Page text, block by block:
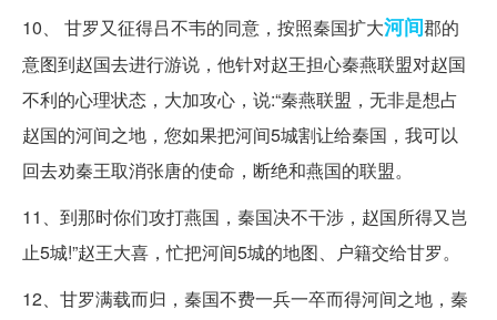
10、 甘罗又征得吕不韦的同意，按照秦国扩大河间郡的
意图到赵国去进行游说，他针对赵王担心秦燕联盟对赵国
不利的心理状态，大加攻心，说:“秦燕联盟，无非是想占
赵国的河间之地，您如果把河间5城割让给秦国，我可以
回去劝秦王取消张唐的使命，断绝和燕国的联盟。
11、到那时你们攻打燕国，秦国决不干涉，赵国所得又岂
止5城!”赵王大喜，忙把河间5城的地图、户籍交给甘罗。
12、甘罗满载而归，秦国不费一兵一卒而得河间之地，秦